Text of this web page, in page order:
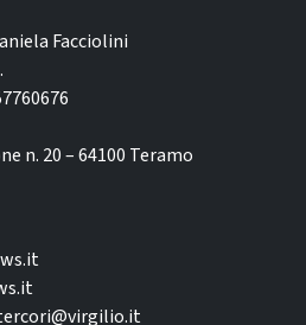
Facciolini
n. 20 – 64100 Teramo